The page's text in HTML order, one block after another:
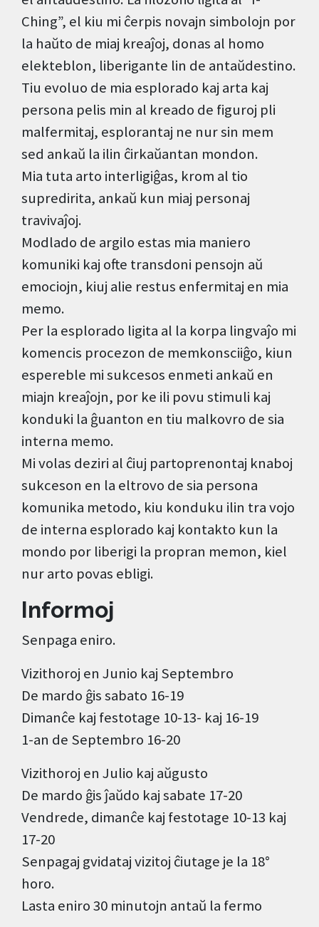
Ching”, el kiu mi ĉerpis novajn simbolojn por
la haŭto de miaj kreaĵoj, donas al homo
elekteblon, liberigante lin de antaŭdestino.
Tiu evoluo de mia esplorado kaj arta kaj
persona pelis min al kreado de figuroj pli
malfermitaj, esplorantaj ne nur sin mem
sed ankaŭ la ilin ĉirkaŭantan mondon.
Mia tuta arto interligiĝas, krom al tio
supredirita, ankaŭ kun miaj personaj
travivaĵoj.
Modlado de argilo estas mia maniero
komuniki kaj ofte transdoni pensojn aŭ
emociojn, kiuj alie restus enfermitaj en mia
memo.
Per la esplorado ligita al la korpa lingvaĵo mi
komencis procezon de memkonsciiĝo, kiun
espereble mi sukcesos enmeti ankaŭ en
miajn kreaĵojn, por ke ili povu stimuli kaj
konduki la ĝuanton en tiu malkovro de sia
interna memo.
Mi volas deziri al ĉiuj partoprenontaj knaboj
sukceson en la eltrovo de sia persona
komunika metodo, kiu konduku ilin tra vojo
de interna esplorado kaj kontakto kun la
mondo por liberigi la propran memon, kiel
nur arto povas ebligi.
Informoj
Senpaga eniro.
Vizithoroj en Junio kaj Septembro
De mardo ĝis sabato 16-19
Dimanĉe kaj festotage 10-13- kaj 16-19
1-an de Septembro 16-20
Vizithoroj en Julio kaj aŭgusto
De mardo ĝis ĵaŭdo kaj sabate 17-20
Vendrede, dimanĉe kaj festotage 10-13 kaj
17-20
Senpagaj gvidataj vizitoj ĉiutage je la 18°
horo.
Lasta eniro 30 minutojn antaŭ la fermo